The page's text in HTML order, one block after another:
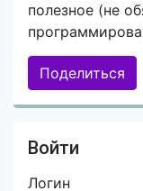
полезное (не
Поделиться
Войти
Логин